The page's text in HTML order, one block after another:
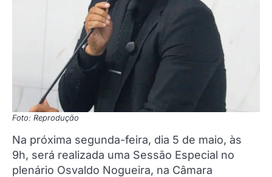
Foto: Reprodução
Na próxima segunda-feira, dia 5 de maio, às
9h, será realizada uma Sessão Especial no
plenário Osvaldo Nogueira, na Câmara